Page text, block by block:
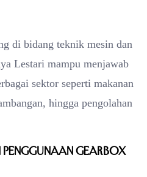
di bidang teknik mesin dan
Lestari mampu menjawab
sektor seperti makanan
hingga pengolahan
Gearbox